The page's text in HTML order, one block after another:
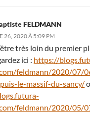
FELDMANN
26, 2020 À 5:09 PM
très loin du premier
ici : https://
feldmann/2020/07/
le-massif-du-sancy/
feldmann/2020/05/